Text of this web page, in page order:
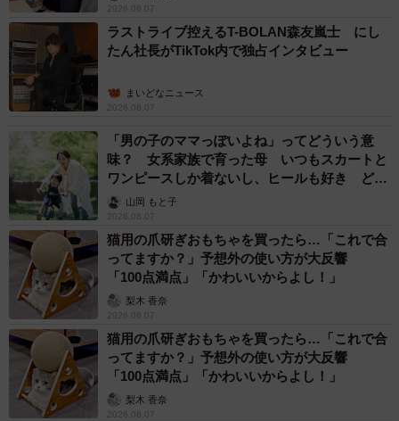
2026.08.07
ラストライブ控えるT-BOLAN森友嵐士 にし
たん社長がTikTok内で独占インタビュー
まいどなニュース
2026.08.07
「男の子のママっぽいよね」ってどういう意
味？ 女系家族で育った母 いつもスカートと
ワンピースしか着ないし、ヒールも好き どの
へんが…
山岡 もと子
2026.08.07
猫用の爪研ぎおもちゃを買ったら…「これで合
ってますか？」予想外の使い方が大反響
「100点満点」「かわいいからよし！」
梨木 香奈
2026.08.07
猫用の爪研ぎおもちゃを買ったら…「これで合
ってますか？」予想外の使い方が大反響
「100点満点」「かわいいからよし！」
梨木 香奈
2026.08.07